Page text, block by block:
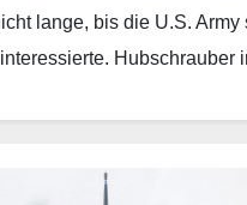
lange, bis die U.S. Army
Hubschrauber